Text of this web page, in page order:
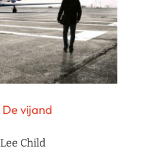
De vijand
Lee Child